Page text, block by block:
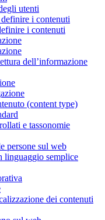
utenti
i contenuti
i contenuti
dell’informazione
(content type)
e tassonomie
persone sul web
linguaggio semplice
dei contenuti